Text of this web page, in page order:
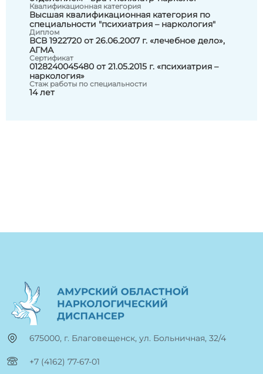
Квалификационная категория
Высшая квалификационная категория по
специальности "психиатрия – наркология"
Диплом
ВСВ 1922720 от 26.06.2007 г. «лечебное дело»,
АГМА
Сертификат
0128240045480 от 21.05.2015 г. «психиатрия –
наркология»
Стаж работы по специальности
14 лет
675000, г. Благовещенск, ул. Больничная, 32/4
+7 (4162) 77-67-01